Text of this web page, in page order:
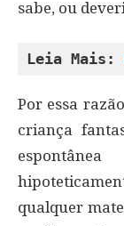
sabe, ou
Leia Mais:
Por essa
criança
qualquer